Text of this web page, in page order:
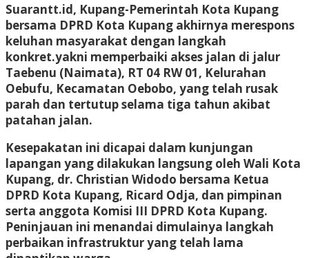
Suarantt.id, Kupang-Pemerintah Kota Kupang
bersama DPRD Kota Kupang akhirnya merespons
keluhan masyarakat dengan langkah
konkret.yakni memperbaiki akses jalan di jalur
Taebenu (Naimata), RT 04 RW 01, Kelurahan
Oebufu, Kecamatan Oebobo, yang telah rusak
parah dan tertutup selama tiga tahun akibat
patahan jalan.
Kesepakatan ini dicapai dalam kunjungan
lapangan yang dilakukan langsung oleh Wali Kota
Kupang, dr. Christian Widodo bersama Ketua
DPRD Kota Kupang, Ricard Odja, dan pimpinan
serta anggota Komisi III DPRD Kota Kupang.
Peninjauan ini menandai dimulainya langkah
perbaikan infrastruktur yang telah lama